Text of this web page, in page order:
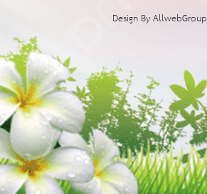
Design ByAllwebGroup